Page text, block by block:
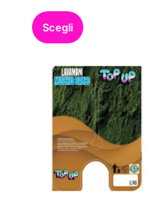
Scegli